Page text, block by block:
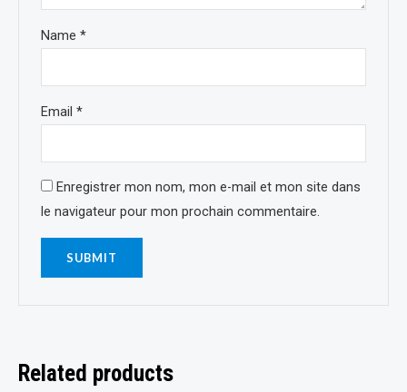
Name*
Email*
Enregistrer mon nom, mon e-mail et mon site dans
le navigateur pour mon prochain commentaire.
Related products